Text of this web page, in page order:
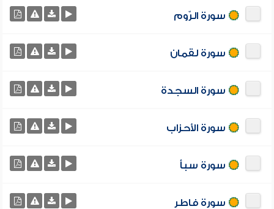
سورة الرّوم
سورة لقمان
سورة السجدة
سورة الأحزاب
سورة سبأ
سورة فاطر